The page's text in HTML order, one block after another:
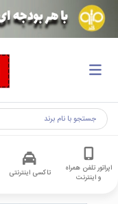
اپراتور تلفن همراه
و اینترنت
تاکسی اینترنتی